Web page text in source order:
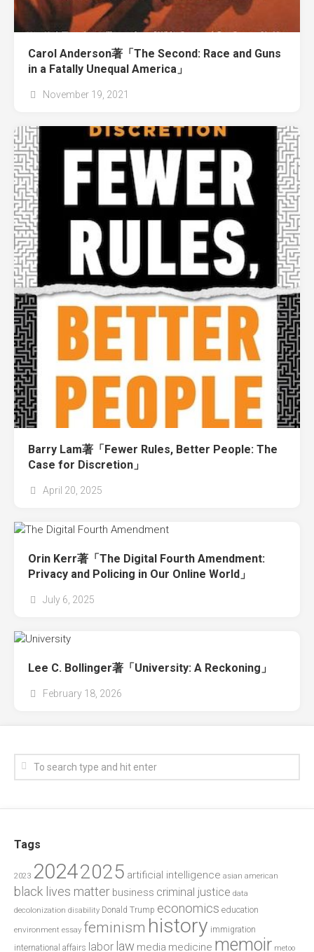
Carol Anderson著「The Second: Race and Guns
in a Fatally Unequal America」
November 19, 2021
Barry Lam著「Fewer Rules, Better People: The
Case for Discretion」
April 20, 2025
Orin Kerr著「The Digital Fourth Amendment:
Privacy and Policing in Our Online World」
July 6, 2025
Lee C. Bollinger著「University: A Reckoning」
February 18, 2026
Tags
2023 20242025 artificial intelligence asian american
black lives matter business criminal justice data
decolonization disability Donald Trump economics education
environment essay feminism history immigration
international affairs labor law media medicine memoir metoo